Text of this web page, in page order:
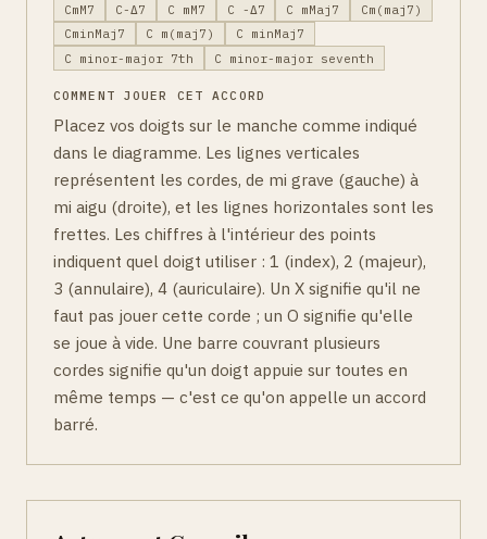
CmM7
C-Δ7 C mM7 C -Δ7 C mMaj7
Cm(maj7)
CminMaj7
C m(maj7)
C minMaj7
C minor-major 7th
C minor-major seventh
COMMENT JOUER CET ACCORD
Placez vos doigts sur le manche comme indiqué
dans le diagramme. Les lignes verticales
représentent les cordes, de mi grave (gauche) à
mi aigu (droite), et les lignes horizontales sont les
frettes. Les chiffres à l'intérieur des points
indiquent quel doigt utiliser : 1 (index), 2 (majeur),
3 (annulaire), 4 (auriculaire). Un X signifie qu'il ne
faut pas jouer cette corde ; un O signifie qu'elle
se joue à vide. Une barre couvrant plusieurs
cordes signifie qu'un doigt appuie sur toutes en
même temps — c'est ce qu'on appelle un accord
barré.